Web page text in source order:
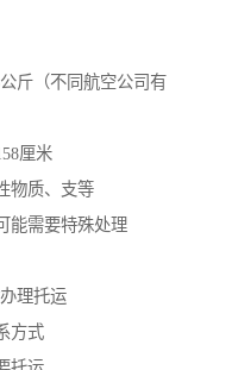
斤（不同航空公司有
厘米
物质、支等
能需要特殊处理
理托运
方式